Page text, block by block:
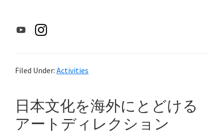
Filed Under: Activities
日本文化を海外にとどける
アートディレクション